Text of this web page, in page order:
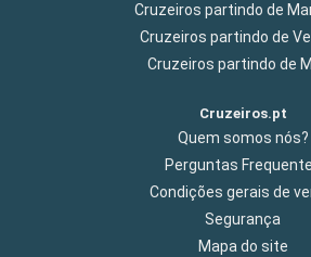
Cruzeiros partindo de
Cruzeiros partindo de
Cruzeiros partindo de
Cruzeiros.pt
Quem somos nós?
Perguntas
Condições gerais de
Segurança
Mapa do site